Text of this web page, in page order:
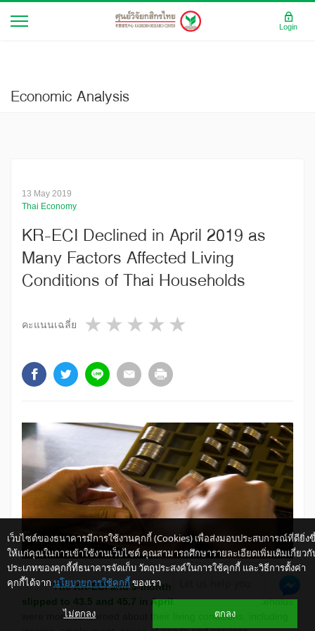
Economic Analysis
13 May 2019
Thai Economy
KR-ECI Declined in April 2019 as
Many Factors Affected Living
Conditions of Thai Households
คะแนนเฉลี่ย 4 stars
3 stars
2 stars
1 star
The KR-ECI and3-month Expected KR-ECI
slipped to 43.5 and 45.7 in April 2019 because households
were more concerned about their living conditions, including
เว็บไซต์ของธนาคารมีการใช้งานคุกกี้ (Cookies) เพื่อส่งมอบประสบการณ์ที่ดียิ่ง
ให้แก่คุณในการเข้าใช้งานเว็บไซต์ คุณสามารถศึกษารายละเอียดเพิ่มเติมเกี่ยวกั
ประเภทของคุกกี้ที่ธนาคารจัดเก็บ วัตถุประสงค์ในการใช้คุกกี้ และวิธีการตั้งค่า
คุกกี้ได้จาก นโยบายการใช้คุกกี้ ของเรา
ไม่ตกลง ตกลง
Login